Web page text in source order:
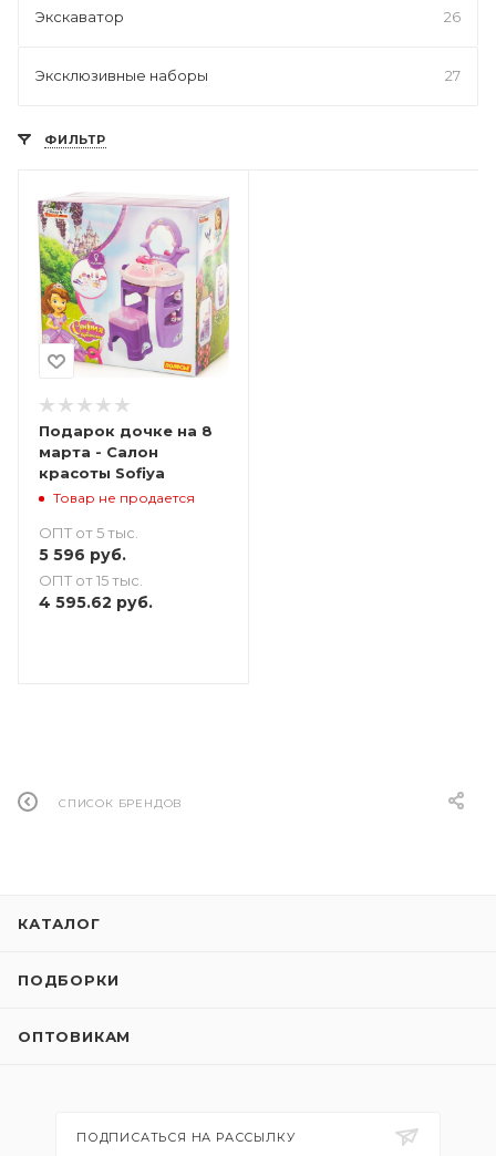
Экскаватор 26
Эксклюзивные наборы 27
ФИЛЬТР
Подарок дочке на 8
марта - Салон
красоты Sofiya
Товар не продается
ОПТ от 5 тыс.
5 596 руб.
ОПТ от 15 тыс.
4 595.62 руб.
СПИСОК БРЕНДОВ
КАТАЛОГ
ПОДБОРКИ
ОПТОВИКАМ
ПОДПИСАТЬСЯ НА РАССЫЛКУ